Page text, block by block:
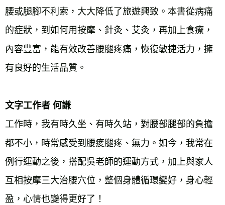
腰或腿腳不利索，大大降低了旅遊興致。本書從病痛
的症狀，到如何用按摩、針灸、艾灸，再加上食療，
內容豐富，能有效改善腰腿疼痛，恢復敏捷活力，擁
有良好的生活品質。
文字工作者 何謙
工作時，我有時久坐、有時久站，對腰部腿部的負擔
都不小，時常感受到腰痠腿疼、無力。如今，我常在
例行運動之後，搭配吳老師的運動方式，加上與家人
互相按摩三大治腰穴位，整個身體循環變好，身心輕
盈，心情也變得更好了！